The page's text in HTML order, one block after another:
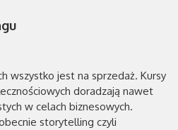
wszystko jest na sprzedaż. Kursy
doradzają nawet
w celach biznesowych.
storytelling czyli